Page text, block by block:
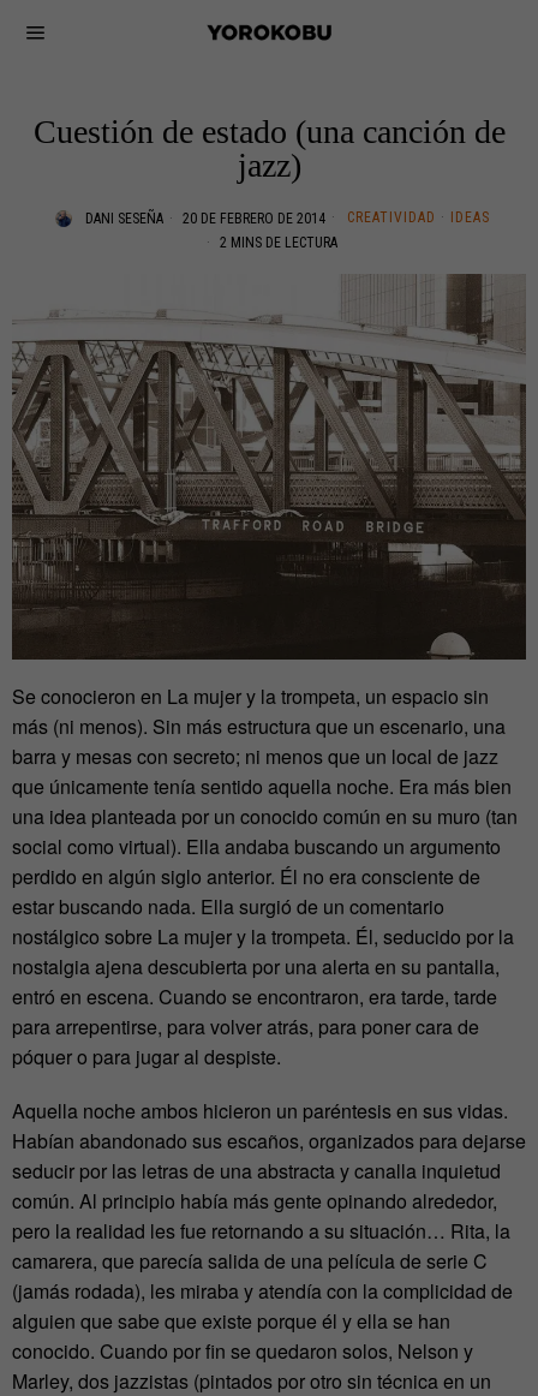
Cuestión de estado (una canción de
jazz)
DANI SESEÑA 20 DE FEBRERO DE 2014 CREATIVIDAD ·
IDEAS
2 MINS DE LECTURA
Se conocieron en La mujer y la trompeta, un espacio sin
más (ni menos). Sin más estructura que un escenario, una
barra y mesas con secreto; ni menos que un local de jazz
que únicamente tenía sentido aquella noche. Era más bien
una idea planteada por un conocido común en su muro (tan
social como virtual). Ella andaba buscando un argumento
perdido en algún siglo anterior. Él no era consciente de
estar buscando nada. Ella surgió de un comentario
nostálgico sobre La mujer y la trompeta. Él, seducido por la
nostalgia ajena descubierta por una alerta en su pantalla,
entró en escena. Cuando se encontraron, era tarde, tarde
para arrepentirse, para volver atrás, para poner cara de
póquer o para jugar al despiste.
Aquella noche ambos hicieron un paréntesis en sus vidas.
Habían abandonado sus escaños, organizados para dejarse
seducir por las letras de una abstracta y canalla inquietud
común. Al principio había más gente opinando alrededor,
pero la realidad les fue retornando a su situación… Rita, la
camarera, que parecía salida de una película de serie C
(jamás rodada), les miraba y atendía con la complicidad de
alguien que sabe que existe porque él y ella se han
conocido. Cuando por fin se quedaron solos, Nelson y
Marley, dos jazzistas (pintados por otro sin técnica en un